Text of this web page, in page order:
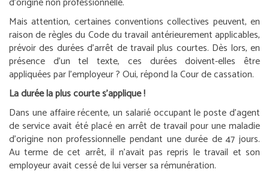
Mais attention, certaines conventions collectives peuvent, en
raison de règles du Code du travail antérieurement applicables,
prévoir des durées d’arrêt de travail plus courtes. Dès lors, en
présence d’un tel texte, ces durées doivent-elles être
appliquées par l’employeur ? Oui, répond la Cour de cassation.
La durée la plus courte s’applique !
Dans une affaire récente, un salarié occupant le poste d’agent
de service avait été placé en arrêt de travail pour une maladie
d’origine non professionnelle pendant une durée de 47 jours.
Au terme de cet arrêt, il n’avait pas repris le travail et son
employeur avait cessé de lui verser sa rémunération.